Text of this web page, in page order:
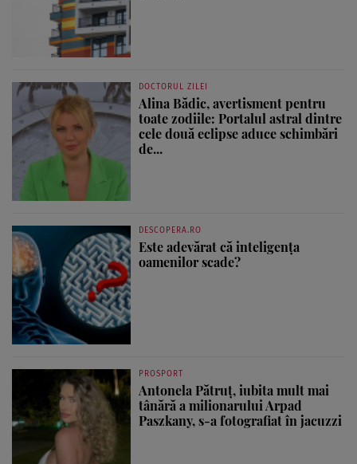
DOCTORUL ZILEI
Alina Bădic, avertisment pentru
toate zodiile: Portalul astral dintre
cele două eclipse aduce schimbări
de...
DESCOPERA.RO
Este adevărat că inteligența
oamenilor scade?
PROSPORT
Antonela Pătruț, iubita mult mai
tânără a milionarului Arpad
Paszkany, s-a fotografiat în jacuzzi